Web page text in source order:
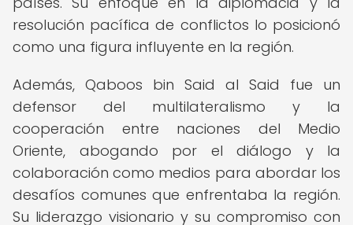
resolución pacífica de conflictos lo posicionó
como una figura influyente en la región.
Además, Qaboos bin Said al Said fue un
defensor del multilateralismo y la
cooperación entre naciones del Medio
Oriente, abogando por el diálogo y la
colaboración como medios para abordar los
desafíos comunes que enfrentaba la región.
Su liderazgo visionario y su compromiso con